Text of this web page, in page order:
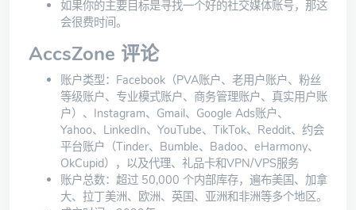
如果你的主要目标是寻找一个好的社交媒体账号，那这
会很费时间。
AccsZone 评论
账户类型：Facebook（PVA账户、老用户账户、粉丝
等级账户、专业模式账户、商务管理账户、真实用户账
户）、Instagram、Gmail、Google Ads账户、
Yahoo、LinkedIn、YouTube、TikTok、Reddit、约会
平台账户（Tinder、Bumble、Badoo、eHarmony、
OkCupid），以及代理、礼品卡和VPN/VPS服务
账户总数：超过 50,000 个内部库存，遍布美国、加拿
大、拉丁美洲、欧洲、英国、亚洲和非洲等多个地区。